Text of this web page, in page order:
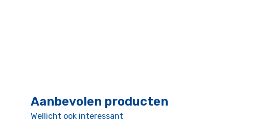
Aanbevolen producten
Wellicht ook interessant